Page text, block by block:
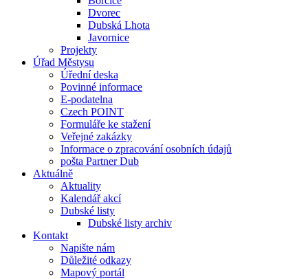
Dvorec
Dubská Lhota
Javornice
Projekty
Úřad Městysu
Úřední deska
Povinné informace
E-podatelna
Czech POINT
Formuláře ke stažení
Veřejné zakázky
Informace o zpracování osobních údajů
pošta Partner Dub
Aktuálně
Aktuality
Kalendář akcí
Dubské listy
Dubské listy archiv
Kontakt
Napište nám
Důležité odkazy
Mapový portál